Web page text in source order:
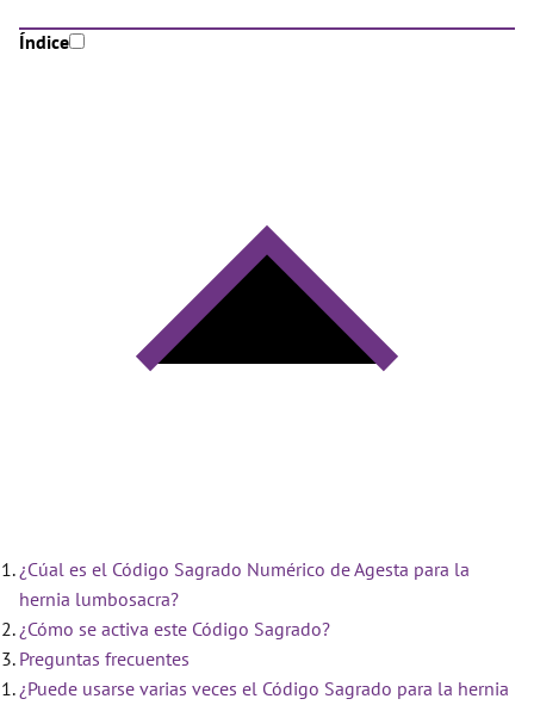
Índice
¿Cúal es el Código Sagrado Numérico de Agesta para la
hernia lumbosacra?
¿Cómo se activa este Código Sagrado?
Preguntas frecuentes
¿Puede usarse varias veces el Código Sagrado para la hernia